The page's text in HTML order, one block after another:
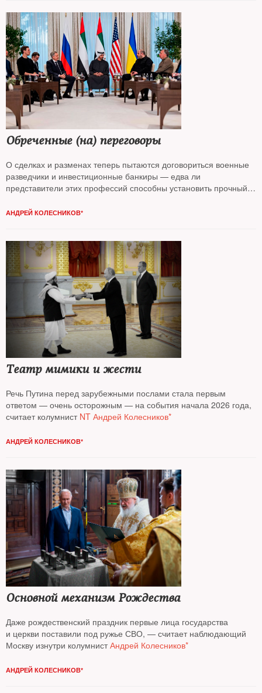
Обреченные (на) переговоры
О сделках и разменах теперь пытаются договориться военные
разведчики и инвестиционные банкиры — едва ли
представители этих профессий способны установить прочный
АНДРЕЙ КОЛЕСНИКОВ*
Театр мимики и жести
Речь Путина перед зарубежными послами стала первым
ответом — очень осторожным — на события начала 2026 года,
считает колумнист NT Андрей Колесников*
АНДРЕЙ КОЛЕСНИКОВ*
Основной механизм Рождества
Даже рождественский праздник первые лица государства
и церкви поставили под ружье СВО, — считает наблюдающий
Москву изнутри колумнистАндрей Колесников*
АНДРЕЙ КОЛЕСНИКОВ*